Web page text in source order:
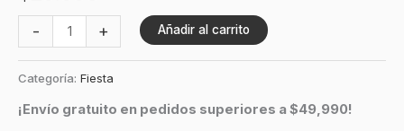
- + Añadir al carrito
Categoría: Fiesta
¡Envío gratuito en pedidos superiores a $49,990!